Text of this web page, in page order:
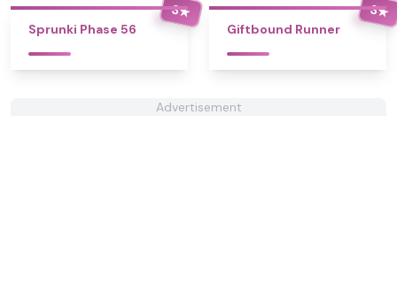
3★
Sprunki Phase 56
3★
Giftbound Runner
Advertisement